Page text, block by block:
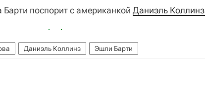
поспорит с американкой Даниэль Коллинз
Даниэль Коллинз Эшли Барти